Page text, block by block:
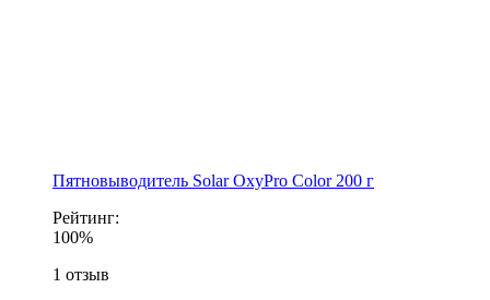
Пятновыводитель Solar OxyPro Color 200 г
Рейтинг:
100%
1 отзыв